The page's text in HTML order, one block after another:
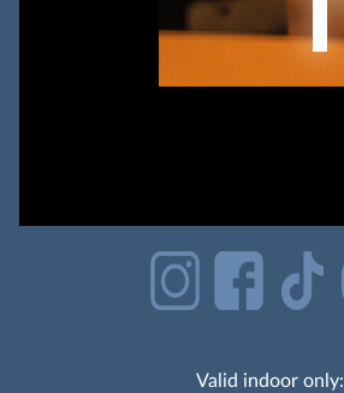
Valid indoor only: